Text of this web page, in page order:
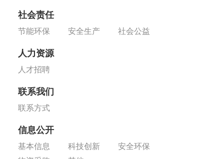
社会责任
节能环保 安全生产 社会公益
人力资源
人才招聘
联系我们
联系方式
信息公开
基本信息 科技创新
安全环保